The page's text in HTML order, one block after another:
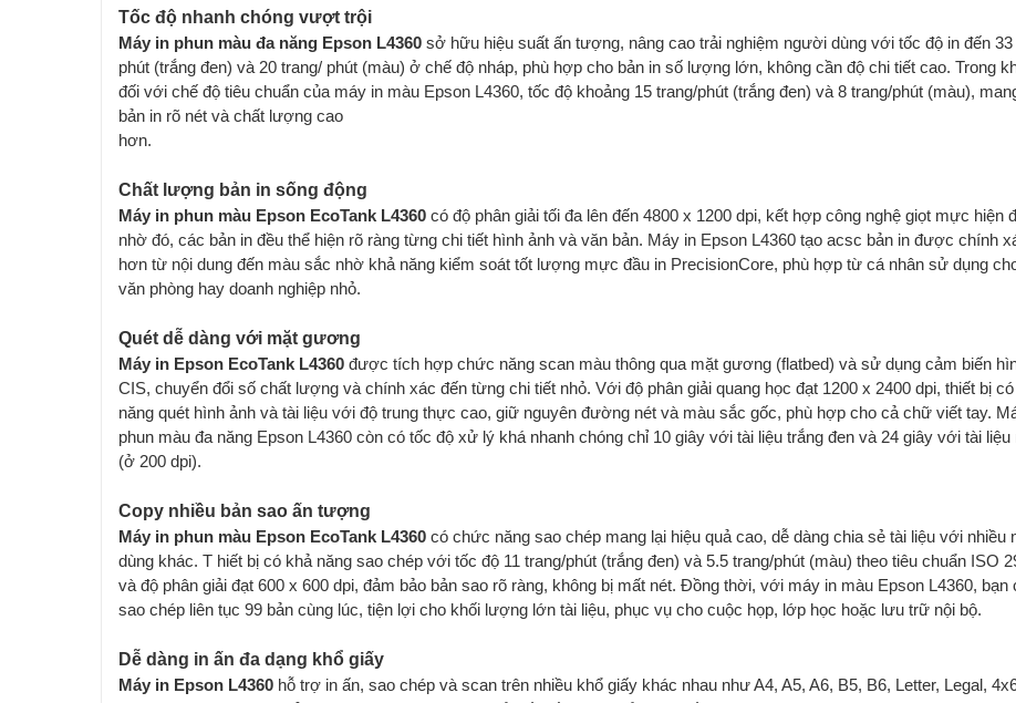
Tốc độ nhanh chóng vượt trội
Máy in phun màu đa năng Epson L4360sở hữu hiệu suất ấn tượng, nâng cao trải nghiệm người dùng với tốc độ in đến 33
phút (trắng đen) và 20 trang/ phút (màu) ở chế độ nháp, phù hợp cho bản in số lượng lớn, không cần độ chi tiết cao. Trong
đối với chế độ tiêu chuẩn của máy in màu Epson L4360, tốc độ khoảng 15 trang/phút (trắng đen) và 8 trang/phút (màu),
bản in rõ nét và chất lượng cao
hơn.
Chất lượng bản in sống động
Máy in phun màu Epson EcoTank L4360có độ phân giải tối đa lên đến 4800 x 1200 dpi, kết hợp công nghệ giọt mực hiện
nhờ đó, các bản in đều thể hiện rõ ràng từng chi tiết hình ảnh và văn bản. Máy in Epson L4360 tạo acsc bản in được chính
hơn từ nội dung đến màu sắc nhờ khả năng kiểm soát tốt lượng mực đầu in PrecisionCore, phù hợp từ cá nhân sử dụng
văn phòng hay doanh nghiệp nhỏ.
Quét dễ dàng với mặt gương
Máy in Epson EcoTank L4360được tích hợp chức năng scan màu thông qua mặt gương (flatbed) và sử dụng cảm biến
CIS, chuyển đổi số chất lượng và chính xác đến từng chi tiết nhỏ. Với độ phân giải quang học đạt 1200 x 2400 dpi, thiết bị
năng quét hình ảnh và tài liệu với độ trung thực cao, giữ nguyên đường nét và màu sắc gốc, phù hợp cho cả chữ viết tay.
phun màu đa năng Epson L4360 còn có tốc độ xử lý khá nhanh chóng chỉ 10 giây với tài liệu trắng đen và 24 giây với tài liệu
(ở 200 dpi).
Copy nhiều bản sao ấn tượng
Máy in phun màu Epson EcoTank L4360có chức năng sao chép mang lại hiệu quả cao, dễ dàng chia sẻ tài liệu với nhiều
dùng khác. T hiết bị có khả năng sao chép với tốc độ 11 trang/phút (trắng đen) và 5.5 trang/phút (màu) theo tiêu chuẩn ISO
và độ phân giải đạt 600 x 600 dpi, đảm bảo bản sao rõ ràng, không bị mất nét. Đồng thời, với máy in màu Epson L4360, bạn
sao chép liên tục 99 bản cùng lúc, tiện lợi cho khối lượng lớn tài liệu, phục vụ cho cuộc họp, lớp học hoặc lưu trữ nội bộ.
Dễ dàng in ấn đa dạng khổ giấy
Máy in Epson L4360hỗ trợ in ấn, sao chép và scan trên nhiều khổ giấy khác nhau như A4, A5, A6, B5, B6, Letter, Legal,